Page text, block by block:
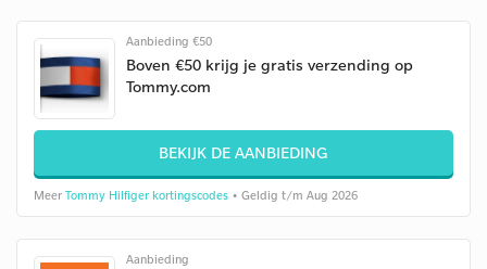
Aanbieding €50
Boven €50 krijg je gratis verzending op
Tommy.com
BEKIJK DE AANBIEDING
Meer Tommy Hilfiger kortingscodes • Geldig t/m Aug 2026
Aanbieding